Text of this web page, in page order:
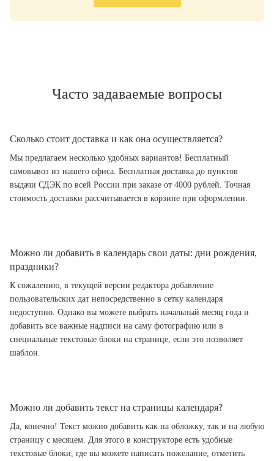
Часто задаваемые вопросы
Сколько стоит доставка и как она осуществляется?
Мы предлагаем несколько удобных вариантов! Бесплатный
самовывоз из нашего офиса. Бесплатная доставка до пунктов
выдачи СДЭК по всей России при заказе от 4000 рублей. Точная
стоимость доставки рассчитывается в корзине при оформлении.
Можно ли добавить в календарь свои даты: дни рождения,
праздники?
К сожалению, в текущей версии редактора добавление
пользовательских дат непосредственно в сетку календаря
недоступно. Однако вы можете выбрать начальный месяц года и
добавить все важные надписи на саму фотографию или в
специальные текстовые блоки на странице, если это позволяет
шаблон.
Можно ли добавить текст на страницы календаря?
Да, конечно! Текст можно добавить как на обложку, так и на любую
страницу с месяцем. Для этого в конструкторе есть удобные
текстовые блоки, где вы можете написать пожелание, отметить